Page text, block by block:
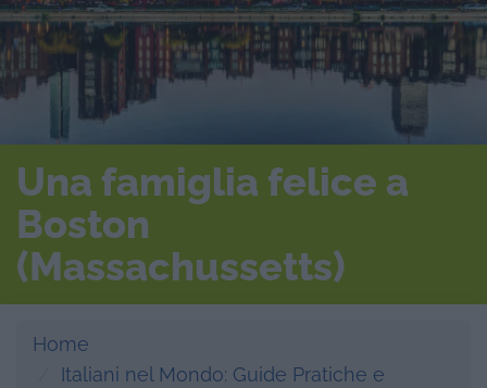
Una famiglia felice a
Boston
(Massachussetts)
Home
Italiani nel Mondo: Guide Pratiche e